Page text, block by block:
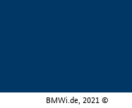
BMWi.de, 2021 ©